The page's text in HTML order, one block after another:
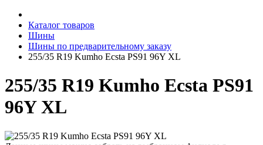
Каталог товаров
Шины
Шины по предварительному заказу
255/35 R19 Kumho Ecsta PS91 96Y XL
255/35 R19 Kumho Ecsta PS91
96Y XL